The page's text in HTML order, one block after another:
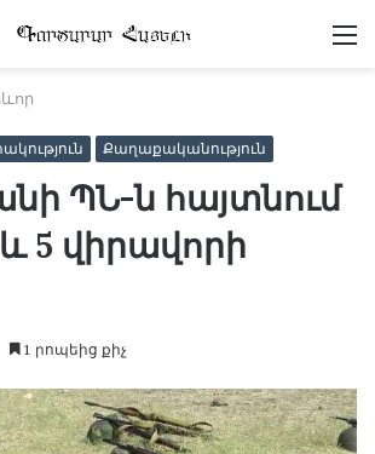
Քաղաքականություն
ՊՆ-ն հայտնում
և 5 վիրավորի
1 րոպեից քիչ